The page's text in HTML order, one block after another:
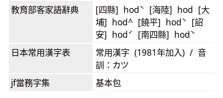
教育部客家語辭典
[四縣] hodˋ [海陸] hod [大
埔] hod^ [饒平] hodˋ [詔
安] hodˊ [南四縣] hodˋ
日本常用漢字表
常用漢字 (1981年加入) / 音
訓：カツ
jf當務字集 基本包